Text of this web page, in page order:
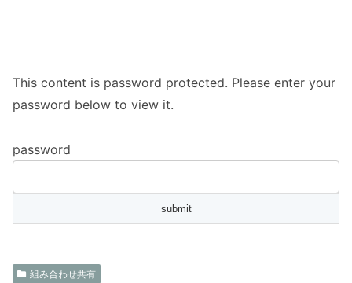
This content is password protected. Please enter your
password below to view it.
password
組み合わせ共有